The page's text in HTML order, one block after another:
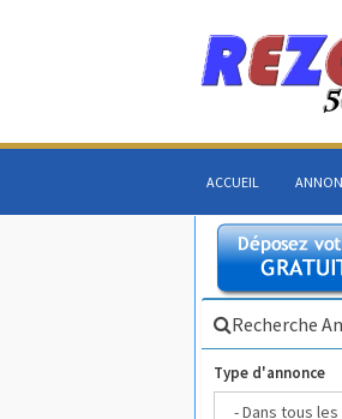
ACCUEIL
Recherche
Type d'annonce